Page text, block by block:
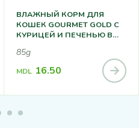
ВЛАЖНЫЙ КОРМ ДЛЯ
КОШЕК GOURMET GOLD C
КУРИЦЕЙ И ПЕЧЕНЬЮ В
85g
MDL 16.50